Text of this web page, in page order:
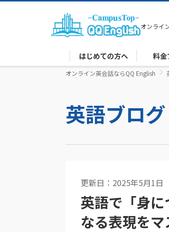
オンライ
はじめての方へ 料金
オンライン英会話ならQQ English
英語ブログ
更新日：2025年5月1日
英語で「身
なる表現をマ